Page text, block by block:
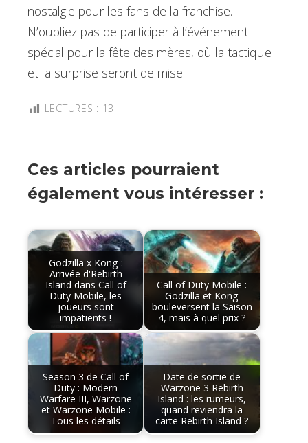
nostalgie pour les fans de la franchise.
N’oubliez pas de participer à l’événement
spécial pour la fête des mères, où la tactique
et la surprise seront de mise.
LECTURES : 13
Ces articles pourraient
également vous intéresser :
Godzilla x Kong :
Arrivée d'Rebirth
Island dans Call of
Duty Mobile, les
joueurs sont
impatients !
Call of Duty Mobile :
Godzilla et Kong
bouleversent la Saison
4, mais à quel prix ?
Season 3 de Call of
Duty : Modern
Warfare III, Warzone
et Warzone Mobile :
Tous les détails
Date de sortie de
Warzone 3 Rebirth
Island : les rumeurs,
quand reviendra la
carte Rebirth Island ?